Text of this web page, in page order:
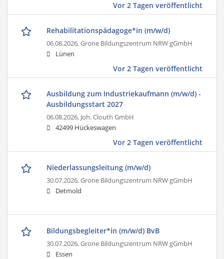
Vor 2 Tagen veröffentlicht
Rehabilitationspädagoge*in (m/w/d)
06.08.2026,Grone Bildungszentrum NRW gGmbH
Lünen
Vor 2 Tagen veröffentlicht
Ausbildung zum Industriekaufmann (m/w/d) -
Ausbildungsstart 2027
06.08.2026, Joh. Clouth GmbH
42499 Hückeswagen
Vor 2 Tagen veröffentlicht
Niederlassungsleitung (m/w/d)
30.07.2026,Grone Bildungszentrum NRW gGmbH
Detmold
Bildungsbegleiter*in (m/w/d) BvB
30.07.2026,Grone Bildungszentrum NRW gGmbH
Essen